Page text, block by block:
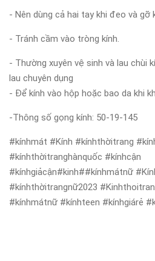
- Nên dùng cả hai tay khi đeo và gỡ
- Tránh cầm vào tròng kính.
- Thường xuyên vệ sinh và lau chùi
lau chuyên dụng
- Để kính vào hộp hoặc bao da khi
-Thông số gọng kính: 50-19-145
#kínhmát #Kính #kínhthờitrang
#kínhthờitranghànquốc #kínhcận
#kínhgiảcận#kinh##kínhmátnữ
#kínhthờitrangnữ2023
#kínhmátnữ #kínhteen #kínhgiárẻ